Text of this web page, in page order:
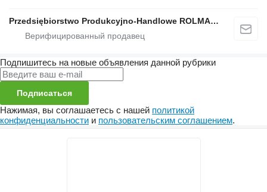
Przedsiębiorstwo Produkcyjno-Handlowe ROLMAPOL Marcin Dziekan
Подпишитесь на новые объявления данной рубрики
Подписаться
Нажимая, вы соглашаетесь с нашей политикой
конфиденциальности и пользовательским соглашением.